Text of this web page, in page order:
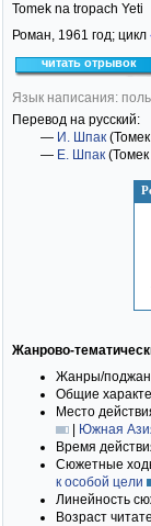
Tomek na tropach Yeti
Роман, 1961 год; цикл
читать отрывок
Язык написания:
Перевод на русский:
— И. Шпак
— Е. Шпак
Жанрово-
Жанры/
Общие
Место
| Южная
Время
Сюжетные
к особой цели
Линейность
Возраст